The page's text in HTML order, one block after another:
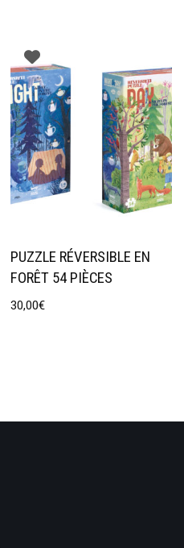
PUZZLE RÉVERSIBLE EN
FORÊT 54 PIÈCES
30,00€